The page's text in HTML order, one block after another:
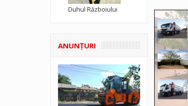
Duhul Războiului
ANUNŢURI